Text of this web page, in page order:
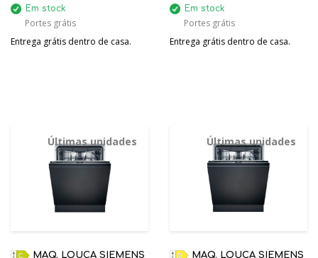
Em stock
Portes grátis
Entrega grátis dentro de casa.
Em stock
Portes grátis
Entrega grátis dentro de casa.
Últimas unidades Últimas unidades